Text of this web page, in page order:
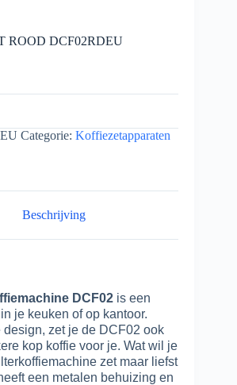
ROOD DCF02RDEU
Categorie: Koffiezetapparaten
Beschrijving
DCF02 is een
je keuken of op kantoor.
design, zet je de DCF02 ook
kop koffie voor je. Wat wil je
zet maar liefst
een metalen behuizing en